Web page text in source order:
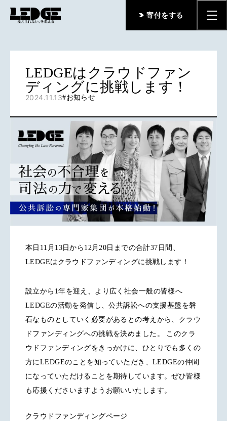
寄付をする
LEDGEはクラウドファン
ディングに挑戦します！
2024.11.13#お知らせ
本日11月13日から12月20日までの合計37日間、
LEDGEはクラウドファンディングに挑戦します！
設立から1年を迎え、より広く社会一般の皆様へ
LEDGEの活動を発信し、公共訴訟への支援基盤を磐
石なものとしていく必要があるとの考えから、クラウ
ドファンディングへの挑戦を決めました。 このクラ
ウドファンディングをきっかけに、ひとりでも多くの
方にLEDGEのことを知っていただき、LEDGEの仲間
になっていただけることを期待しています。ぜひ皆様
も応援くださいますようお願いいたします。
クラウドファンディングページ